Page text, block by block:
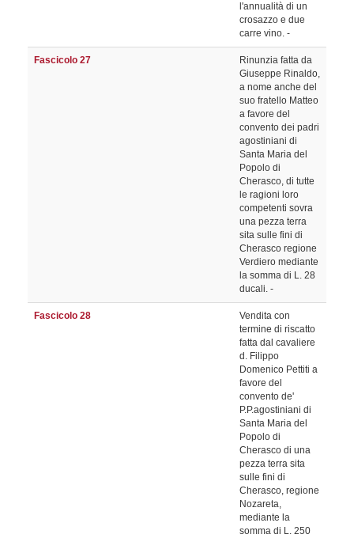
l'annualità di un
crosazzo e due
carre vino. -
Fascicolo 27
Rinunzia fatta da
Giuseppe Rinaldo,
a nome anche del
suo fratello Matteo
a favore del
convento dei padri
agostiniani di
Santa Maria del
Popolo di
Cherasco, di tutte
le ragioni loro
competenti sovra
una pezza terra
sita sulle fini di
Cherasco regione
Verdiero mediante
la somma di L. 28
ducali. -
Fascicolo 28
Vendita con
termine di riscatto
fatta dal cavaliere
d. Filippo
Domenico Pettiti a
favore del
convento de'
P.P.agostiniani di
Santa Maria del
Popolo di
Cherasco di una
pezza terra sita
sulle fini di
Cherasco, regione
Nozareta,
mediante la
somma di L. 250